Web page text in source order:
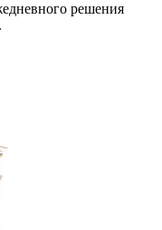
решения